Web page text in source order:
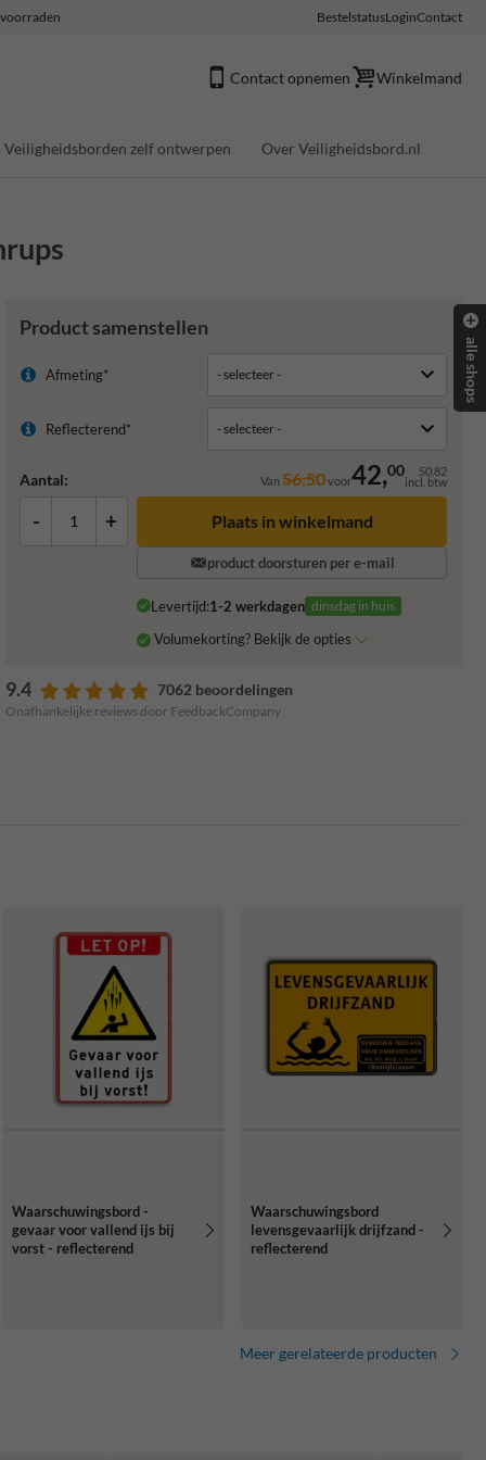
BestelstatusLoginContact
Contact opnemen Winkelmand
Veiligheidsborden zelf ontwerpen Over Veiligheidsbord.nl
Product samenstellen
Afmeting*
Reflecterend*
Aantal: Van56,50voor42,00 50,82
incl. btw
- + Plaats in winkelmand
product doorsturen per e-mail
Levertijd:1-2 werkdagen dinsdag in huis
Volumekorting? Bekijk de opties
9.4 7062 beoordelingen
Onafhankelijke reviews door FeedbackCompany
Waarschuwingsbord -
gevaar voor vallend ijs bij
vorst - reflecterend
Waarschuwingsbord
levensgevaarlijk drijfzand -
reflecterend
Meer gerelateerde producten
alle shops